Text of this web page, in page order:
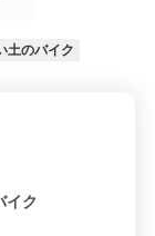
土のバイク
イク